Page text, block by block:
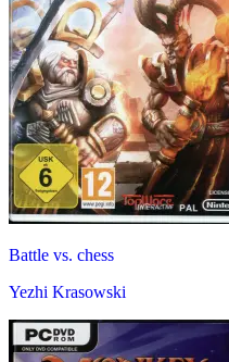
Battle vs. chess
Yezhi Krasowski